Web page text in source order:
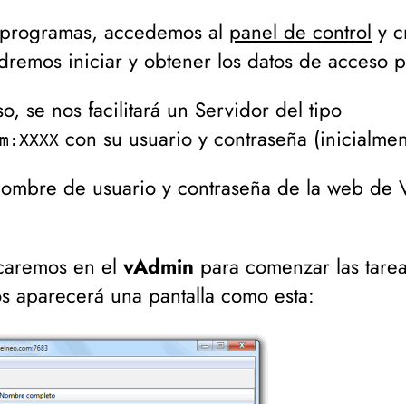
accedemos al panel de control y
iniciar y obtener los datos de acceso
se nos facilitará un Servidor del tipo
con su usuario y contraseña (
de usuario y contraseña de la web de
en el vAdmin para comenzar las
aparecerá una pantalla como esta: